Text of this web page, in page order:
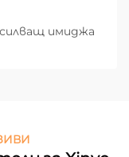
имиджа